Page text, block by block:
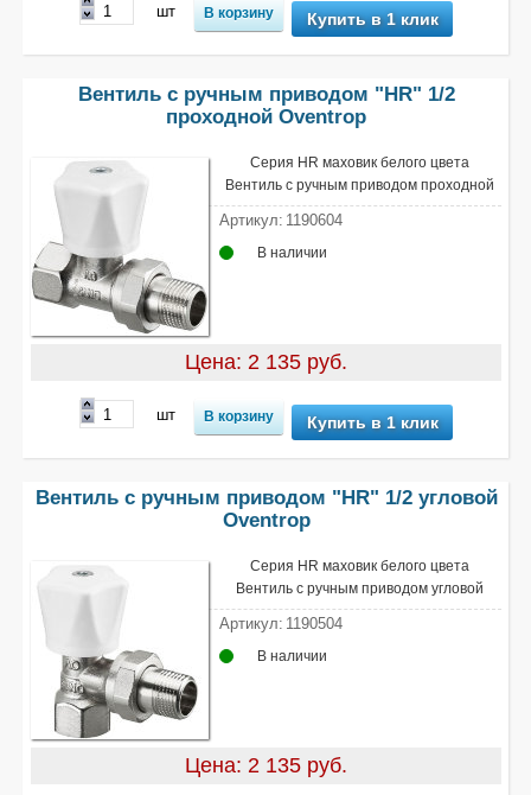
шт Купить в 1 клик
Вентиль с ручным приводом "HR" 1/2
проходной Oventrop
Серия HR маховик белого цвета
Вентиль с ручным приводом проходной
Артикул: 1190604
В наличии
Цена: 2 135 руб.
шт Купить в 1 клик
Вентиль с ручным приводом "HR" 1/2 угловой
Oventrop
Серия HR маховик белого цвета
Вентиль с ручным приводом угловой
Артикул: 1190504
В наличии
Цена: 2 135 руб.